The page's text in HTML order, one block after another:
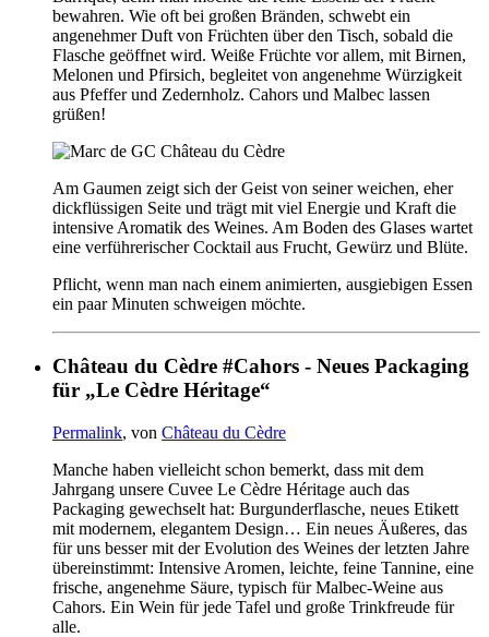
bewahren. Wie oft bei großen Bränden, schwebt ein
angenehmer Duft von Früchten über den Tisch, sobald die
Flasche geöffnet wird. Weiße Früchte vor allem, mit Birnen,
Melonen und Pfirsich, begleitet von angenehme Würzigkeit
aus Pfeffer und Zedernholz. Cahors und Malbec lassen
grüßen!
Am Gaumen zeigt sich der Geist von seiner weichen, eher
dickflüssigen Seite und trägt mit viel Energie und Kraft die
intensive Aromatik des Weines. Am Boden des Glases wartet
eine verführerischer Cocktail aus Frucht, Gewürz und Blüte.
Pflicht, wenn man nach einem animierten, ausgiebigen Essen
ein paar Minuten schweigen möchte.
Château du Cèdre #Cahors - Neues Packaging
für „Le Cèdre Héritage“
Permalink, von Château du Cèdre
Manche haben vielleicht schon bemerkt, dass mit dem
Jahrgang unsere Cuvee Le Cèdre Héritage auch das
Packaging gewechselt hat: Burgunderflasche, neues Etikett
mit modernem, elegantem Design… Ein neues Äußeres, das
für uns besser mit der Evolution des Weines der letzten Jahre
übereinstimmt: Intensive Aromen, leichte, feine Tannine, eine
frische, angenehme Säure, typisch für Malbec-Weine aus
Cahors. Ein Wein für jede Tafel und große Trinkfreude für
alle.